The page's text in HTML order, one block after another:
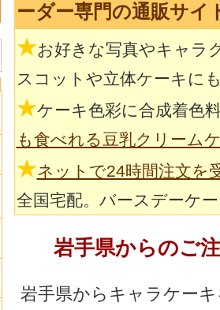
ーダー専門の通販サイ
★お好きな写真やキャラ
スコットや立体ケーキに
★ケーキ色彩に合成着色
も食べれる豆乳クリーム
★ネットで24時間注文を
全国宅配。バースデーケ
岩手県からのご
岩手県からキャラケー